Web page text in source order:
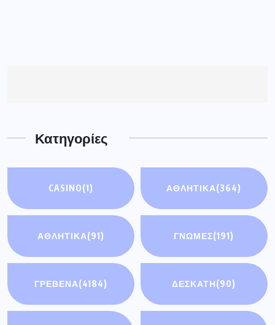
Κατηγορίες
CASINO(1) ΑΘΛΗΤΙΚΑ(364)
ΑΘΛΗΤΙΚΆ(91) ΓΝΩΜΕΣ(191)
ΓΡΕΒΕΝΑ(4184) ΔΕΣΚΑΤΗ(90)